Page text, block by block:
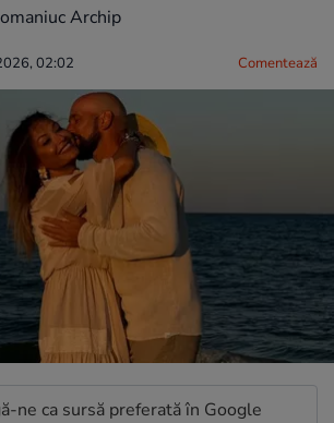
Archip
02:02 Comentează
ne ca sursă preferată în Google